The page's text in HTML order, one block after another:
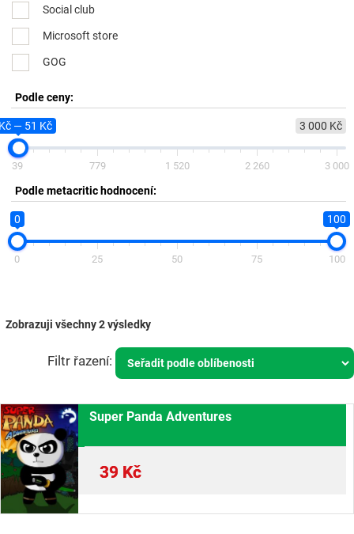
Social club
Microsoft store
GOG
Podle ceny:
3 000 Kč
— 51 Kč
39 779 1 520 2 260 3 000
Podle metacritic hodnocení:
0 100
0 25 50 75 100
Zobrazuji všechny 2 výsledky
Super Panda Adventures
39 Kč